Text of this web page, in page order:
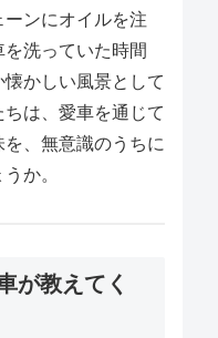
ンにオイルを注
洗っていた時間
かしい風景として
は、愛車を通じて
を、無意識のうちに
か。
が教えてく